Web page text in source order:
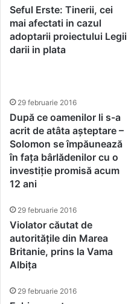
Seful Erste: Tinerii, cei
mai afectati in cazul
adoptarii proiectului Legii
darii in plata
29 februarie 2016
După ce oamenilor li s-a
acrit de atâta așteptare –
Solomon se împăunează
în fața bârlădenilor cu o
investiție promisă acum
12 ani
29 februarie 2016
Violator căutat de
autoritățile din Marea
Britanie, prins la Vama
Albița
29 februarie 2016